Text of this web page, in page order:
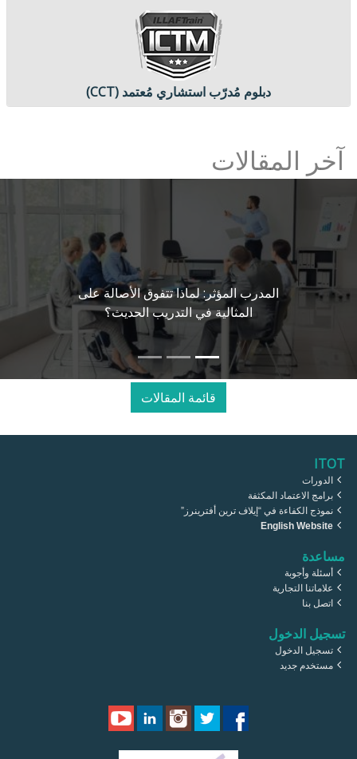
دبلوم مُدرّب استشاري مُعتمد (CCT)
آخر المقالات
المدرب المؤثر: لماذا تتفوق الأصالة على
المثالية في التدريب الحديث؟
قائمة المقالات
ITOT
الدورات
برامج الاعتماد المكثفة
نموذج الكفاءة في “إيلاف ترين أفترينرز”
English Website
مساعدة
أسئلة وأجوبة
علاماتنا التجارية
اتصل بنا
تسجيل الدخول
تسجيل الدخول
مستخدم جديد